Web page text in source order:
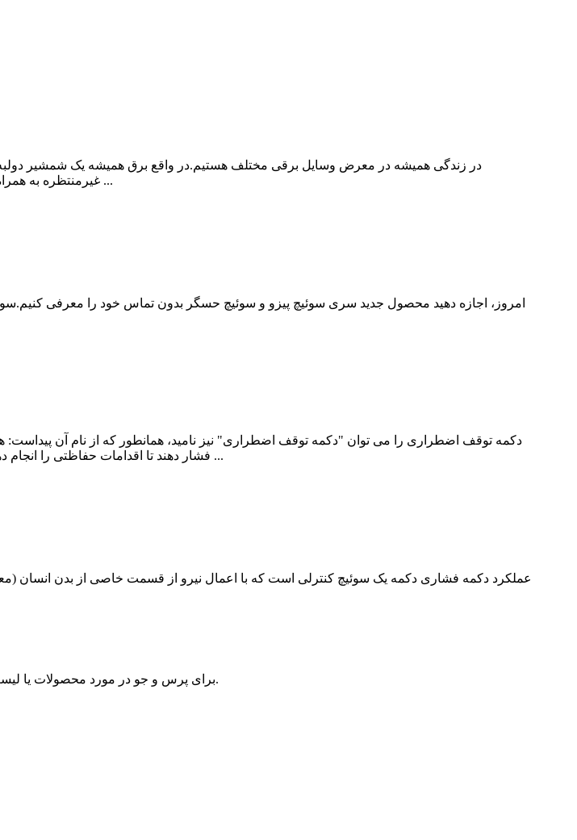
در زندگی همیشه در معرض وسایل برقی مختلف هستیم.در واقع برق همیشه یک شمشیر دولبه
غیرمنتظره به همراه خواهد داشت.منبع تغذیه عمدتا روشن/خاموش است.تعداد زیادی کلید برق وجود دارد ...
امروز، اجازه دهید محصول جدید سری سوئیچ پیزو و سوئیچ حسگر بدون تماس خود را معرفی
دکمه توقف اضطراری را می توان "دکمه توقف اضطراری" نیز نامید، همانطور که از نام آن
فشار دهند تا اقدامات حفاظتی را انجام دهند.ماشین آلات و تجهیزات فعلی به طور هوشمند محیط اطراف را تشخیص نمی دهند ...
برای پرس و جو در مورد محصولات یا لیست قیمت ما، لطفا ایمیل خود را برای ما بگذارید و ما ظرف 24 ساعت با شما تماس خواهیم گرفت.